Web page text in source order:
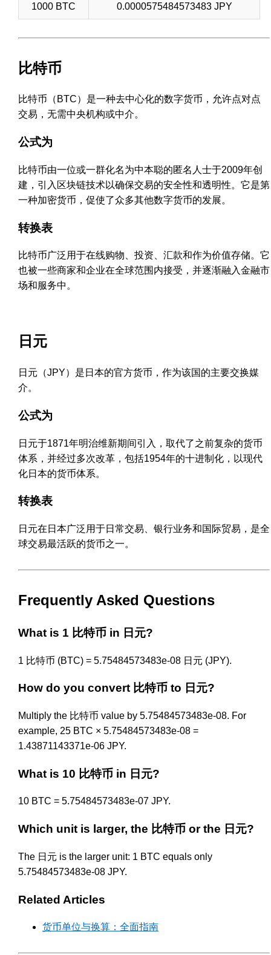
1000 BTC 0.0000575484573483 JPY
比特币
比特币（BTC）是一种去中心化的数字货币，允许点对点
交易，无需中央机构或中介。
公式为
比特币由一位或一群化名为中本聪的匿名人士于2009年创
建，引入区块链技术以确保交易的安全性和透明性。它是第
一种加密货币，促使了众多其他数字货币的发展。
转换表
比特币广泛用于在线购物、投资、汇款和作为价值存储。它
也被一些商家和企业在全球范围内接受，并逐渐融入金融市
场和服务中。
日元
日元（JPY）是日本的官方货币，作为该国的主要交换媒
介。
公式为
日元于1871年明治维新期间引入，取代了之前复杂的货币
体系，并经过多次改革，包括1954年的十进制化，以现代
化日本的货币体系。
转换表
日元在日本广泛用于日常交易、银行业务和国际贸易，是全
球交易最活跃的货币之一。
Frequently Asked Questions
What is 1 比特币 in 日元?
1 比特币 (BTC) = 5.75484573483e-08 日元 (JPY).
How do you convert 比特币 to 日元?
Multiply the 比特币 value by 5.75484573483e-08. For
example, 25 BTC × 5.75484573483e-08 =
1.43871143371e-06 JPY.
What is 10 比特币 in 日元?
10 BTC = 5.75484573483e-07 JPY.
Which unit is larger, the 比特币 or the 日元?
The 日元 is the larger unit: 1 BTC equals only
5.75484573483e-08 JPY.
Related Articles
货币单位与换算：全面指南